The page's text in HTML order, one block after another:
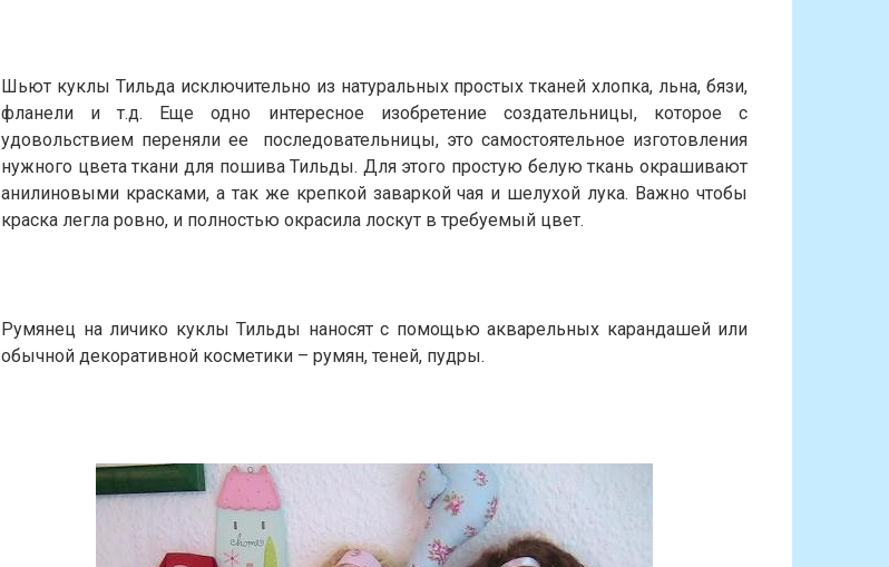
Шьют куклы Тильда исключительно из натуральных простых тканей хлопка, льна, бязи,
фланели и т.д. Еще одно интересное изобретение создательницы, которое с
удовольствием переняли ее последовательницы, это самостоятельное изготовления
нужного цвета ткани для пошива Тильды. Для этого простую белую ткань окрашивают
анилиновыми красками, а так же крепкой заваркой чая и шелухой лука. Важно чтобы
краска легла ровно, и полностью окрасила лоскут в требуемый цвет.
Румянец на личико куклы Тильды наносят с помощью акварельных карандашей или
обычной декоративной косметики – румян, теней, пудры.